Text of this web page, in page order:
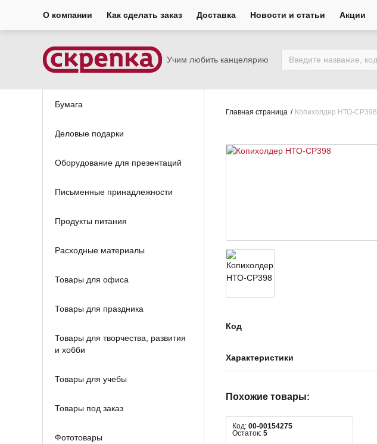
О компании Как сделать заказ Доставка Новости и статьи Акции
Учим любить канцелярию
Бумага
Деловые подарки
Оборудование для презентаций
Письменные принадлежности
Продукты питания
Расходные материалы
Товары для офиса
Товары для праздника
Товары для творчества, развития
и хобби
Товары для учебы
Товары под заказ
Фототовары
Главная страница Копихолдер НТО-СР398
Код
Характеристики
Похожие товары:
Код: 00-00154275
Остаток: 5